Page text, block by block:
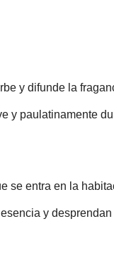
y difunde la
paulatinamente
se entra en la
y